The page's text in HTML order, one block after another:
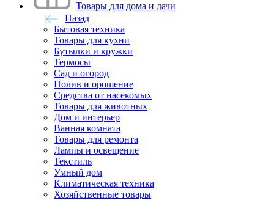
Товары для дома и дачи
Назад
Бытовая техника
Товары для кухни
Бутылки и кружки
Термосы
Сад и огород
Полив и орошение
Средства от насекомых
Товары для животных
Дом и интерьер
Ванная комната
Товары для ремонта
Лампы и освещение
Текстиль
Умный дом
Климатическая техника
Хозяйственные товары